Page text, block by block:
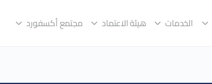
الخدمات هيئة الاعتماد مجتمع أكسفورد